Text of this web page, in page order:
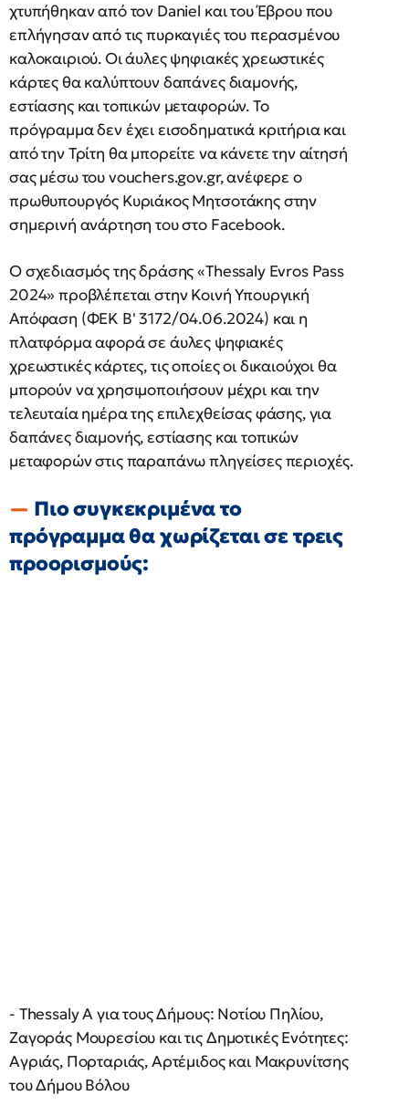
χτυπήθηκαν από τον Daniel και του Έβρου που
επλήγησαν από τις πυρκαγιές του περασμένου
καλοκαιριού. Οι άυλες ψηφιακές χρεωστικές
κάρτες θα καλύπτουν δαπάνες διαμονής,
εστίασης και τοπικών μεταφορών. Το
πρόγραμμα δεν έχει εισοδηματικά κριτήρια και
από την Τρίτη θα μπορείτε να κάνετε την αίτησή
σας μέσω του vouchers.gov.gr, ανέφερε ο
πρωθυπουργός Κυριάκος Μητσοτάκης στην
σημερινή ανάρτηση του στο Facebook.
Ο σχεδιασμός της δράσης «Thessaly Evros Pass
2024» προβλέπεται στην Κοινή Υπουργική
Απόφαση (ΦΕΚ Β' 3172/04.06.2024) και η
πλατφόρμα αφορά σε άυλες ψηφιακές
χρεωστικές κάρτες, τις οποίες οι δικαιούχοι θα
μπορούν να χρησιμοποιήσουν μέχρι και την
τελευταία ημέρα της επιλεχθείσας φάσης, για
δαπάνες διαμονής, εστίασης και τοπικών
μεταφορών στις παραπάνω πληγείσες περιοχές.
Πιο συγκεκριμένα το
πρόγραμμα θα χωρίζεται σε τρεις
προορισμούς:
- Thessaly A για τους Δήμους: Νοτίου Πηλίου,
Ζαγοράς Μουρεσίου και τις Δημοτικές Ενότητες:
Αγριάς, Πορταριάς, Αρτέμιδος και Μακρυνίτσης
του Δήμου Βόλου